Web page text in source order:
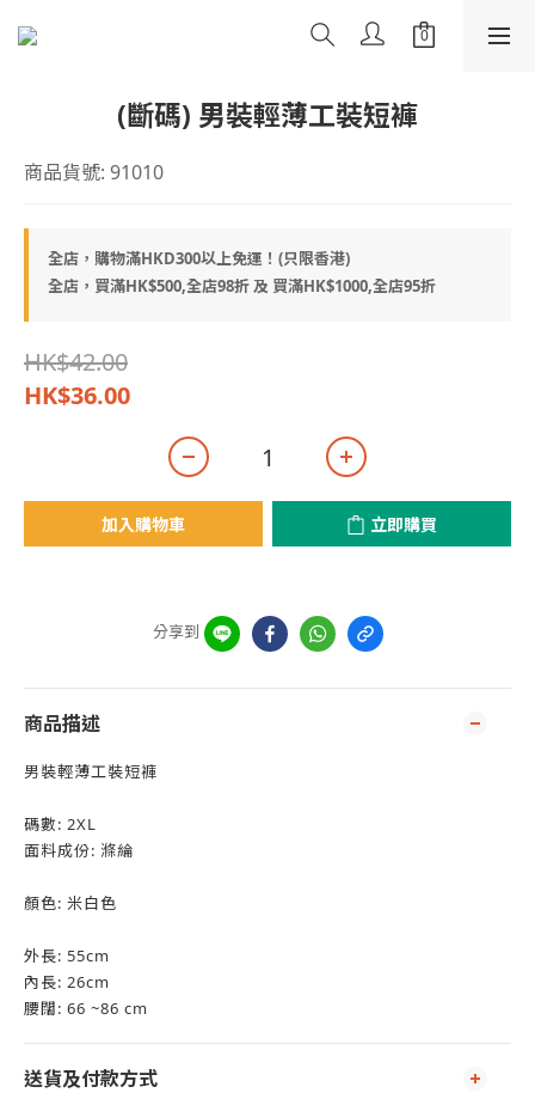
(斷碼) 男裝輕薄工裝短褲
商品貨號: 91010
全店，購物滿HKD300以上免運！(只限香港)
全店，買滿HK$500,全店98折 及 買滿HK$1000,全店95折
HK$42.00
HK$36.00
加入購物車 立即購買
分享到
商品描述
男裝輕薄工裝短褲
碼數: 2XL
面料成份: 滌綸
顏色: 米白色
外長: 55cm
內長: 26cm
腰闊: 66 ~86 cm
送貨及付款方式